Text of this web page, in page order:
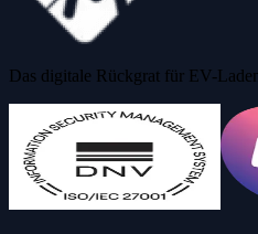
Das digitale Rückgrat für EV-